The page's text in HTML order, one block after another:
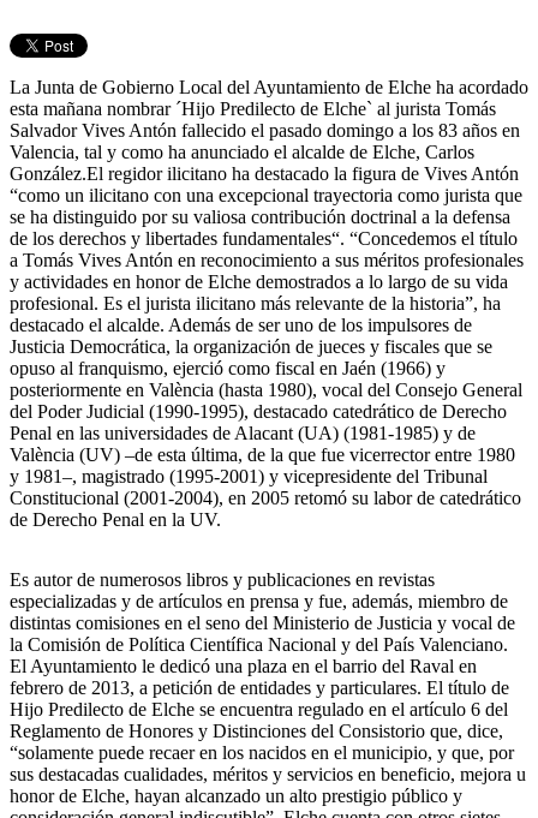
La Junta de Gobierno Local del Ayuntamiento de Elche ha acordado
esta mañana nombrar ´Hijo Predilecto de Elche` al jurista Tomás
Salvador Vives Antón fallecido el pasado domingo a los 83 años en
Valencia, tal y como ha anunciado el alcalde de Elche, Carlos
González.El regidor ilicitano ha destacado la figura de Vives Antón
“como un ilicitano con una excepcional trayectoria como jurista que
se ha distinguido por su valiosa contribución doctrinal a la defensa
de los derechos y libertades fundamentales“. “Concedemos el título
a Tomás Vives Antón en reconocimiento a sus méritos profesionales
y actividades en honor de Elche demostrados a lo largo de su vida
profesional. Es el jurista ilicitano más relevante de la historia”, ha
destacado el alcalde. Además de ser uno de los impulsores de
Justicia Democrática, la organización de jueces y fiscales que se
opuso al franquismo, ejerció como fiscal en Jaén (1966) y
posteriormente en València (hasta 1980), vocal del Consejo General
del Poder Judicial (1990-1995), destacado catedrático de Derecho
Penal en las universidades de Alacant (UA) (1981-1985) y de
València (UV) –de esta última, de la que fue vicerrector entre 1980
y 1981–, magistrado (1995-2001) y vicepresidente del Tribunal
Constitucional (2001-2004), en 2005 retomó su labor de catedrático
de Derecho Penal en la UV.
Es autor de numerosos libros y publicaciones en revistas
especializadas y de artículos en prensa y fue, además, miembro de
distintas comisiones en el seno del Ministerio de Justicia y vocal de
la Comisión de Política Científica Nacional y del País Valenciano.
El Ayuntamiento le dedicó una plaza en el barrio del Raval en
febrero de 2013, a petición de entidades y particulares. El título de
Hijo Predilecto de Elche se encuentra regulado en el artículo 6 del
Reglamento de Honores y Distinciones del Consistorio que, dice,
“solamente puede recaer en los nacidos en el municipio, y que, por
sus destacadas cualidades, méritos y servicios en beneficio, mejora u
honor de Elche, hayan alcanzado un alto prestigio público y